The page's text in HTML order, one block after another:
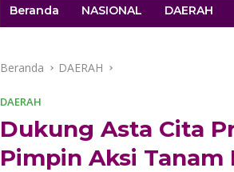
Beranda NASIONAL DAERAH
Beranda DAERAH
DAERAH
Dukung Asta Cita
Pimpin Aksi Tanam